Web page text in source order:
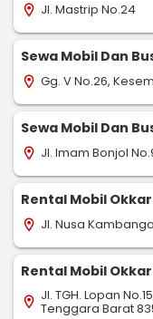
location_on Jl. Mastrip No.24
Sewa Mobil Dan
location_on Gg. V No.26,
Sewa Mobil Dan
location_on Jl. Imam Bonjol
Rental Mobil
location_on Jl. Nusa
Rental Mobil
location_on Jl. TGH. Lopan
Tenggara Barat